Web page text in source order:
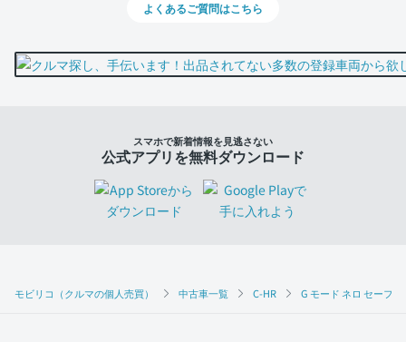
モビリコ（クルマの個人売買） 中古車一覧 C-HR G モード ネロ セーフ
よくあるご質問はこちら
スマホで新着情報を見逃さない
公式アプリを無料ダウンロード